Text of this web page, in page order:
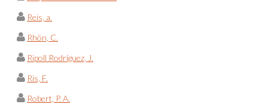
Reis, a.
Rhön, C.
Ripoll Rodríguez, J.
Ris, F.
Robert, P. A.